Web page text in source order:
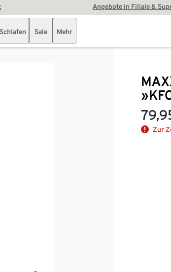
Angebote in Filiale &
Schlafen Sale Mehr
Zur